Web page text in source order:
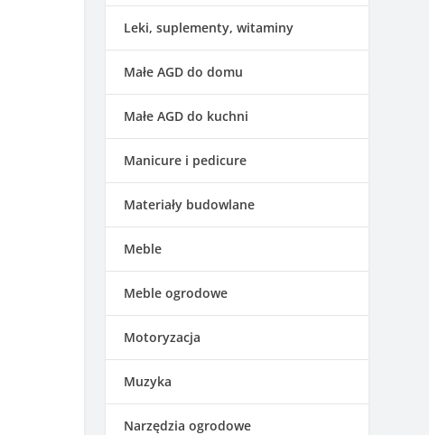
Leki, suplementy, witaminy
Małe AGD do domu
Małe AGD do kuchni
Manicure i pedicure
Materiały budowlane
Meble
Meble ogrodowe
Motoryzacja
Muzyka
Narzędzia ogrodowe